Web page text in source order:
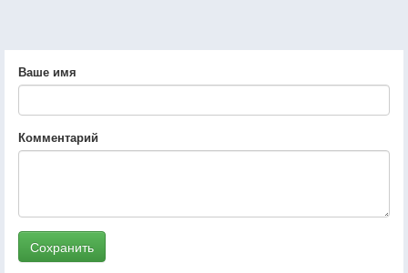
Ваше имя
Комментарий
Сохранить